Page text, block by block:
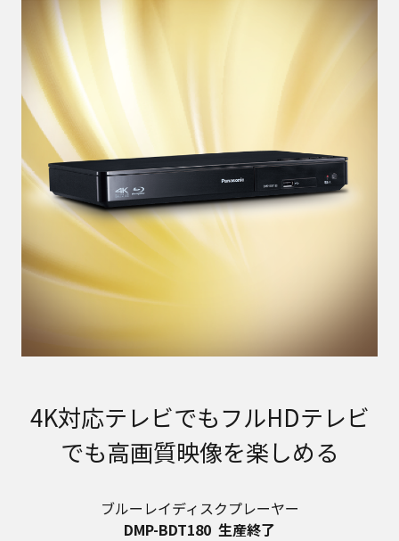
4K対応テレビでもフルHDテレビ
でも高画質映像を楽しめる
ブルーレイディスクプレーヤー
DMP-BDT180 生産終了